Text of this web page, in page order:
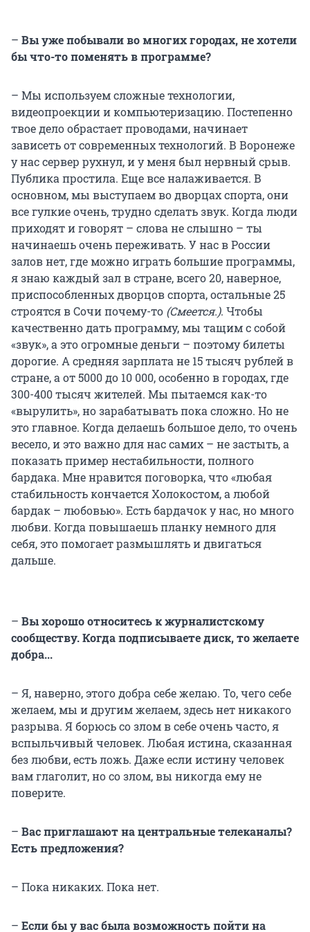
– Вы уже побывали во многих городах, не хотели
бы что-то поменять в программе?
– Мы используем сложные технологии,
видеопроекции и компьютеризацию. Постепенно
твое дело обрастает проводами, начинает
зависеть от современных технологий. В Воронеже
у нас сервер рухнул, и у меня был нервный срыв.
Публика простила. Еще все налаживается. В
основном, мы выступаем во дворцах спорта, они
все гулкие очень, трудно сделать звук. Когда люди
приходят и говорят – слова не слышно – ты
начинаешь очень переживать. У нас в России
залов нет, где можно играть большие программы,
я знаю каждый зал в стране, всего 20, наверное,
приспособленных дворцов спорта, остальные 25
строятся в Сочи почему-то (Смеется.). Чтобы
качественно дать программу, мы тащим с собой
«звук», а это огромные деньги – поэтому билеты
дорогие. А средняя зарплата не 15 тысяч рублей в
стране, а от 5000 до 10 000, особенно в городах, где
300-400 тысяч жителей. Мы пытаемся как-то
«вырулить», но зарабатывать пока сложно. Но не
это главное. Когда делаешь большое дело, то очень
весело, и это важно для нас самих – не застыть, а
показать пример нестабильности, полного
бардака. Мне нравится поговорка, что «любая
стабильность кончается Холокостом, а любой
бардак – любовью». Есть бардачок у нас, но много
любви. Когда повышаешь планку немного для
себя, это помогает размышлять и двигаться
дальше.
– Вы хорошо относитесь к журналистскому
сообществу. Когда подписываете диск, то желаете
добра...
– Я, наверно, этого добра себе желаю. То, чего себе
желаем, мы и другим желаем, здесь нет никакого
разрыва. Я борюсь со злом в себе очень часто, я
вспыльчивый человек. Любая истина, сказанная
без любви, есть ложь. Даже если истину человек
вам глаголит, но со злом, вы никогда ему не
поверите.
– Вас приглашают на центральные телеканалы?
Есть предложения?
– Пока никаких. Пока нет.
– Если бы у вас была возможность пойти на